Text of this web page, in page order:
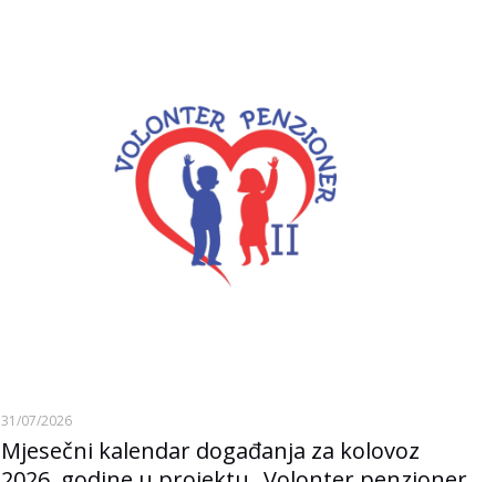
31/07/2026
Mjesečni kalendar događanja za kolovoz